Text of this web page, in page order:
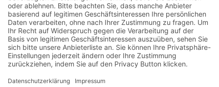
Lager- & Logistiknews
Exklusive Rabatte
Neuheiten
Newsletter abonnieren